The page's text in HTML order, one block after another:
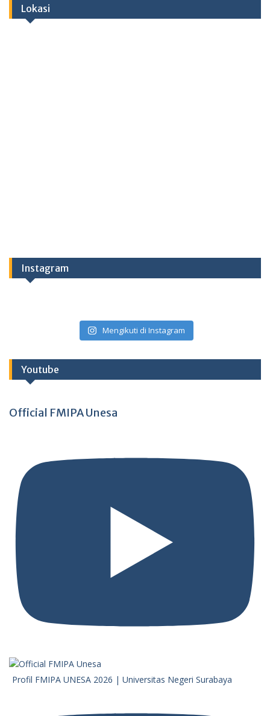
Lokasi
Instagram
Mengikuti di Instagram
Youtube
Official FMIPA Unesa
Profil FMIPA UNESA 2026 | Universitas Negeri Surabaya